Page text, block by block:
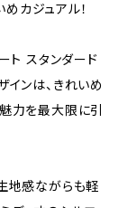
カジュアル！
ト スタンダード
インは、きれいめ
力を最大限に引
地感ながらも軽